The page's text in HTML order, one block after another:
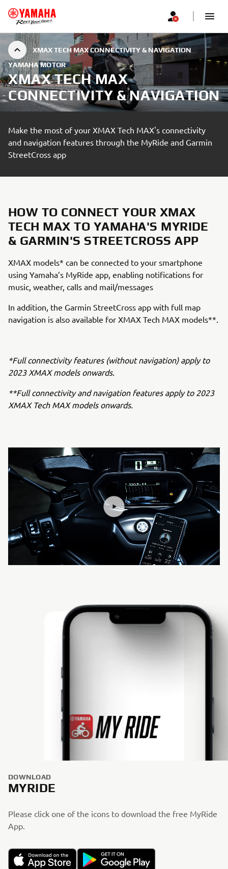
XMAX TECH MAX CONNECTIVITY & NAVIGATION
YAMAHA MOTOR
XMAX TECH MAX
CONNECTIVITY & NAVIGATION
Make the most of your XMAX Tech MAX's connectivity
and navigation features through the MyRide and Garmin
StreetCross app
HOW TO CONNECT YOUR XMAX
TECH MAX TO YAMAHA'S MYRIDE
& GARMIN'S STREETCROSS APP
XMAX models* can be connected to your smartphone
using Yamaha’s MyRide app, enabling notifications for
music, weather, calls and mail/messages
In addition, the Garmin StreetCross app with full map
navigation is also available for XMAX Tech MAX models**.
*Full connectivity features (without navigation) apply to
2023 XMAX models onwards.
**Full connectivity and navigation features apply to 2023
XMAX Tech MAX models onwards.
DOWNLOAD
MYRIDE
Please click one of the icons to download the free MyRide
App.